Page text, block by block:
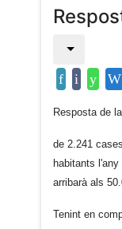
Resposta de
de 2.241
habitants
arribarà als
Tenint en